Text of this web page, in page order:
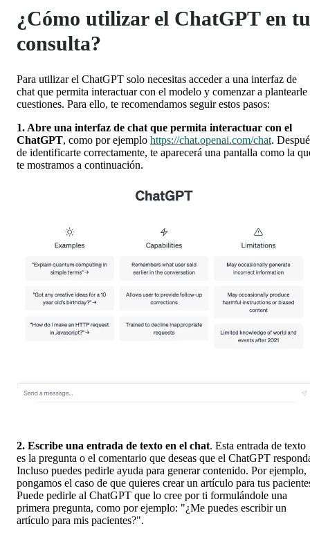
¿Cómo utilizar el ChatGPT en tu
consulta?
Para utilizar el ChatGPT solo necesitas acceder a una interfaz de
chat que permita interactuar con el modelo y comenzar a plantearle
cuestiones. Para ello, te recomendamos seguir estos pasos:
1. Abre una interfaz de chat que permita interactuar con el
ChatGPT, como por ejemplo https://chat.openai.com/chat.
de identificarte correctamente, te aparecerá una pantalla como la
te mostramos a continuación.
2. Escribe una entrada de texto en el chat. Esta entrada de texto
es la pregunta o el comentario que deseas que el ChatGPT
Incluso puedes pedirle ayuda para generar contenido. Por ejemplo,
pongamos el caso de que quieres crear un artículo para tus
Puede pedirle al ChatGPT que lo cree por ti formulándole una
primera pregunta, como por ejemplo: "¿Me puedes escribir un
artículo para mis pacientes?".